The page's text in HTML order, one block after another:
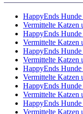
HappyEnds
Vermittelte Katzen
HappyEnds
Vermittelte Katzen
HappyEnds
Vermittelte Katzen
HappyEnds
Vermittelte Katzen
HappyEnds Hunde
Vermittelte Katzen
HappyEnds Hunde
Vermittelte Katzen